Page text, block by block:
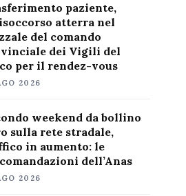
paziente,
atterra nel
del comando
dei Vigili del
per il rendez-vous
2026
weekend da bollino
sulla rete stradale,
in aumento: le
dell’Anas
2026